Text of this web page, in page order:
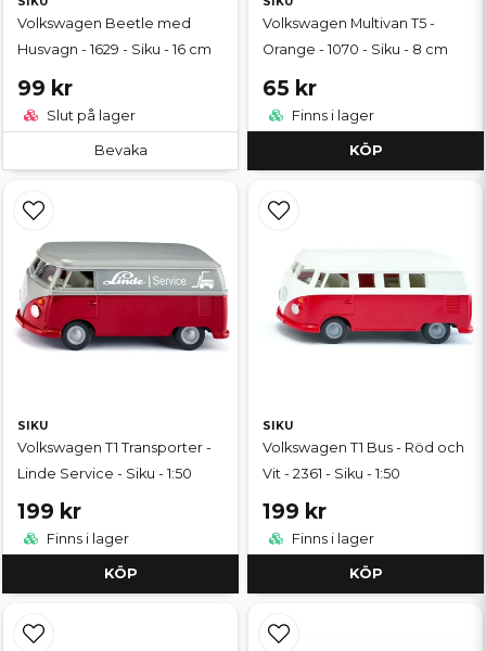
Volkswagen Beetle med
Husvagn - 1629 - Siku - 16 cm
99 kr
Slut på lager
Bevaka
Volkswagen Multivan T5 -
Orange - 1070 - Siku - 8 cm
65 kr
Finns i lager
KÖP
SIKU
Volkswagen T1 Transporter -
Linde Service - Siku - 1:50
199 kr
Finns i lager
KÖP
SIKU
Volkswagen T1 Bus - Röd och
Vit - 2361 - Siku - 1:50
199 kr
Finns i lager
KÖP